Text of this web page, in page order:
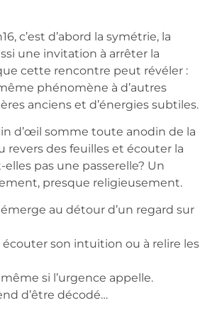
c’est d’abord la symétrie, la
une invitation à arrêter la
cette rencontre peut révéler :
phénomène à d’autres
anciens et d’énergies subtiles.
d’œil somme toute anodin de la
revers des feuilles et écouter la
pas une passerelle? Un
presque religieusement.
au détour d’un regard sur
son intuition ou à relire les
si l’urgence appelle.
d’être décodé…